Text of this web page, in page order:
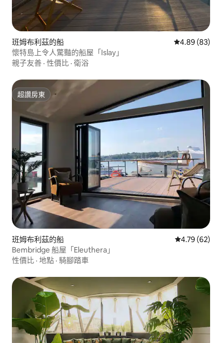
班姆布利茲的船 從 83 則評價
4.89 (83)
懷特島上令人驚豔的船屋「Islay」
親子友善 · 性價比 · 衛浴
超讚房東
超讚房東
班姆布利茲的船 從 62 則評價
4.79 (62)
Bembridge 船屋「Eleuthera」
性價比 · 地點 · 騎腳踏車